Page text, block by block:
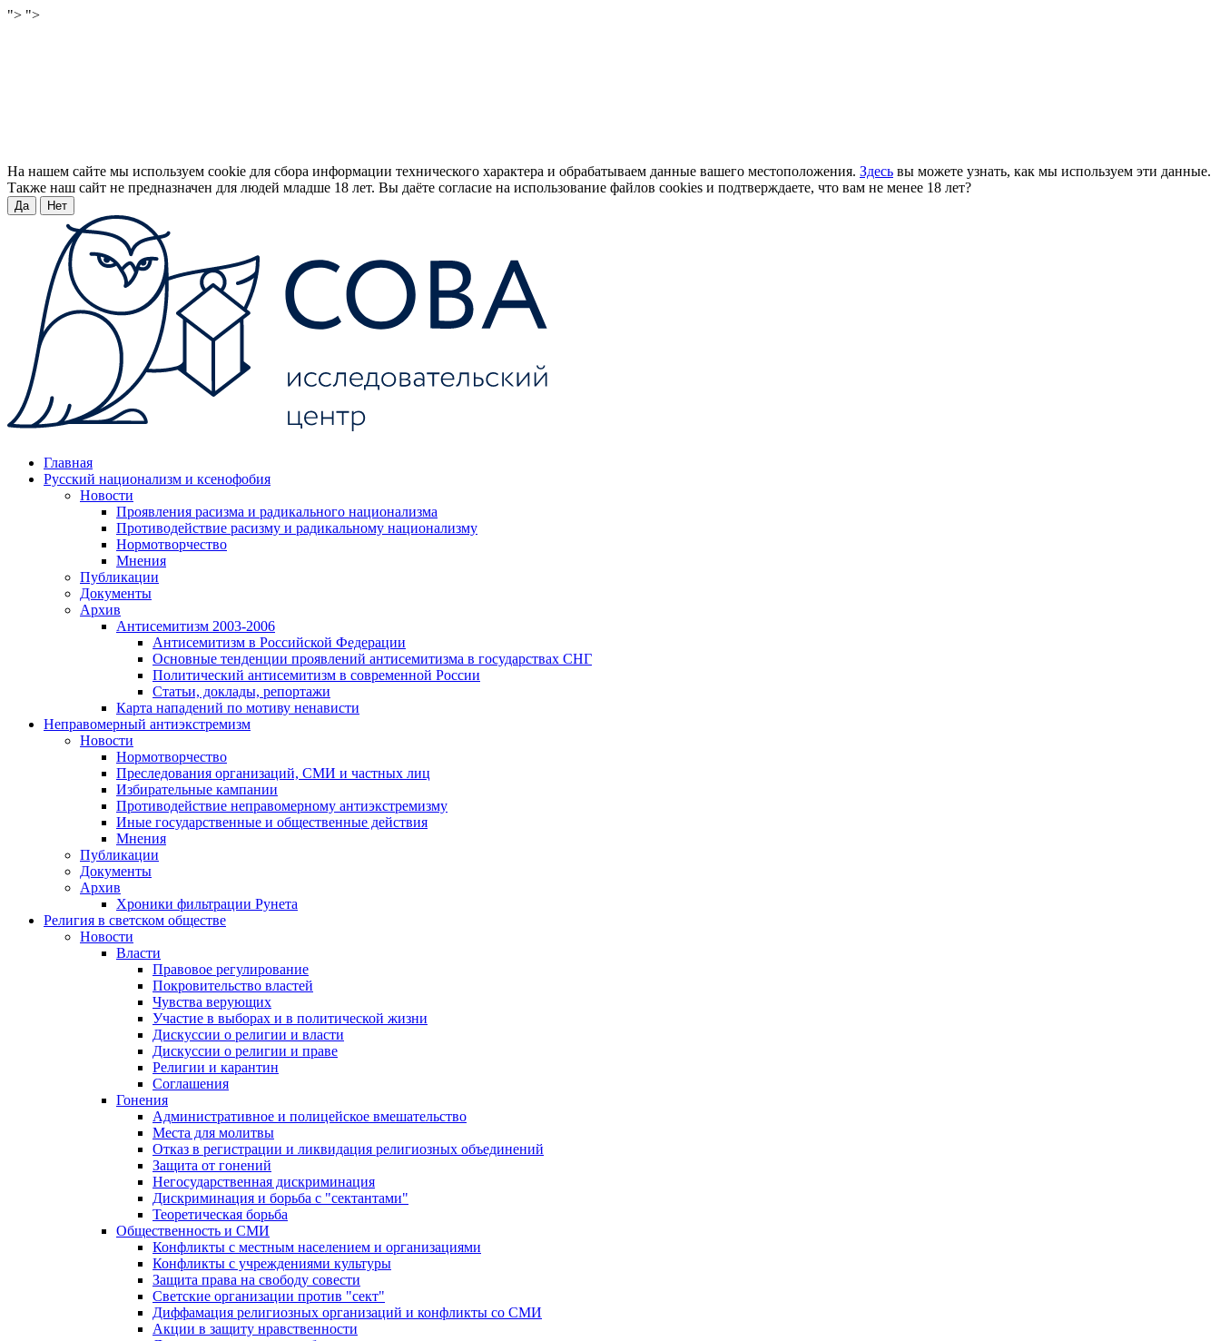
"> ">
На нашем сайте мы используем cookie для сбора информации технического характера и обрабатываем данные вашего местоположения. Здесь вы можете узнать, как мы используем эти данные.
Также наш сайт не предназначен для людей младше 18 лет. Вы даёте согласие на использование файлов cookies и подтверждаете, что вам не менее 18 лет?
Да Нет
Главная
Русский национализм и ксенофобия
Новости
Проявления расизма и радикального национализма
Противодействие расизму и радикальному национализму
Нормотворчество
Мнения
Публикации
Документы
Архив
Антисемитизм 2003-2006
Антисемитизм в Российской Федерации
Основные тенденции проявлений антисемитизма в государствах СНГ
Политический антисемитизм в современной России
Статьи, доклады, репортажи
Карта нападений по мотиву ненависти
Неправомерный антиэкстремизм
Новости
Нормотворчество
Преследования организаций, СМИ и частных лиц
Избирательные кампании
Противодействие неправомерному антиэкстремизму
Иные государственные и общественные действия
Мнения
Публикации
Документы
Архив
Хроники фильтрации Рунета
Религия в светском обществе
Новости
Власти
Правовое регулирование
Покровительство властей
Чувства верующих
Участие в выборах и в политической жизни
Дискуссии о религии и власти
Дискуссии о религии и праве
Религии и карантин
Соглашения
Гонения
Административное и полицейское вмешательство
Места для молитвы
Отказ в регистрации и ликвидация религиозных объединений
Защита от гонений
Негосударственная дискриминация
Дискриминация и борьба с "сектантами"
Теоретическая борьба
Общественность и СМИ
Конфликты с местным населением и организациями
Конфликты с учреждениями культуры
Защита права на свободу совести
Светские организации против "сект"
Диффамация религиозных организаций и конфликты со СМИ
Акции в защиту нравственности